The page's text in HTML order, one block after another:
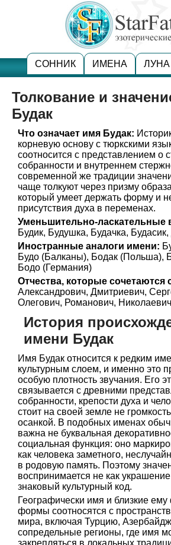
СОННИК ИМЕНА ЛУНА
Толкование и
Будак
Что означает имя Будак:
корневую основу с тюркскими
соотносится с представлением о
собранности и внутреннем
современной же традиции
чаще толкуют через призму
который умеет держать форму и
присутствия духа в переменах.
Уменьшительно-ласкательные
Будик, Будушка, Будачка,
Иностранные аналоги имени:
Будо (Балканы), Бодак (Польша),
Бодо (Германия)
Отчества, которые сочетаются
Александрович, Дмитриевич,
Олегович, Романович,
История
имени Будак
Имя Будак относится к редким
культурным слоем, и именно это
особую плотность звучания. Его
связывается с древними
собранности, крепости духа и
стоит на своей земле не
осанкой. В подобных именах
важна не буквальная
социальная функция: оно
как человека заметного,
в родовую память. Поэтому
воспринимается не как украшение
знаковый культурный код.
Географически имя и близкие ему
формы соотносятся с
мира, включая Турцию,
сопредельные регионы, где имя
закрепляться в локальных